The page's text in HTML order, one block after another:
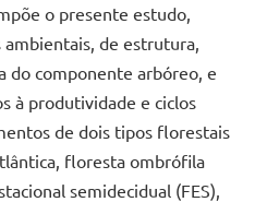
o presente estudo,
de estrutura,
do componente arbóreo, e
à produtividade e ciclos
de dois tipos florestais
floresta ombrófila
semidecidual (FES),